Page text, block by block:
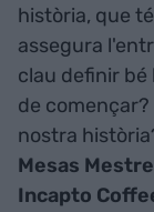
història, que
assegura
clau definir bé
de començar?
nostra
Mesas
Incapto